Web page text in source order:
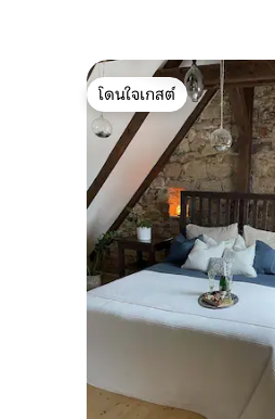
โดนใจเกสต์
โดนใจเกสต์